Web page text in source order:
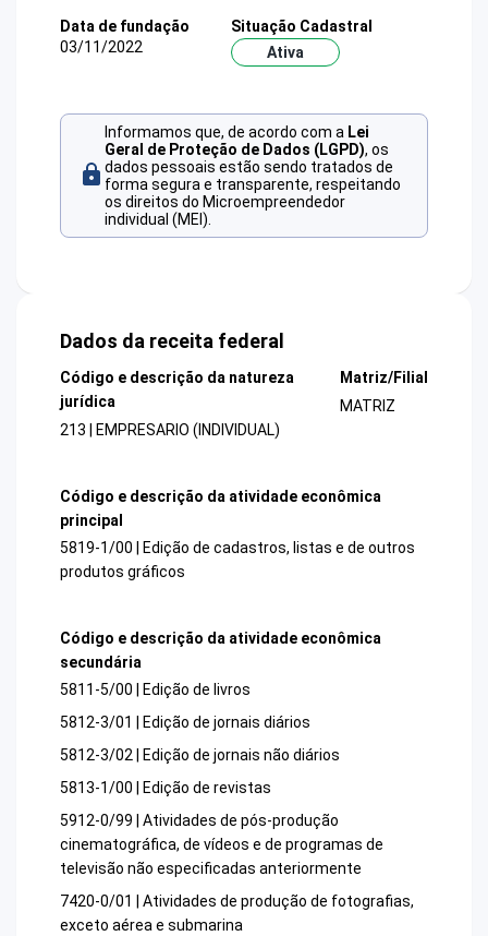
Data de fundação
03/11/2022
Situação Cadastral
Ativa
Informamos que, de acordo com a Lei
Geral de Proteção de Dados (LGPD), os
dados pessoais estão sendo tratados de
forma segura e transparente, respeitando
os direitos do Microempreendedor
individual (MEI).
Dados da receita federal
Código e descrição da natureza
jurídica
213 | EMPRESARIO (INDIVIDUAL)
Matriz/Filial
MATRIZ
Código e descrição da atividade econômica
principal
5819-1/00 | Edição de cadastros, listas e de outros
produtos gráficos
Código e descrição da atividade econômica
secundária
5811-5/00 | Edição de livros
5812-3/01 | Edição de jornais diários
5812-3/02 | Edição de jornais não diários
5813-1/00 | Edição de revistas
5912-0/99 | Atividades de pós-produção
cinematográfica, de vídeos e de programas de
televisão não especificadas anteriormente
7420-0/01 | Atividades de produção de fotografias,
exceto aérea e submarina